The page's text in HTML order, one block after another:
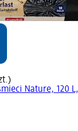
Nature, 120 L,